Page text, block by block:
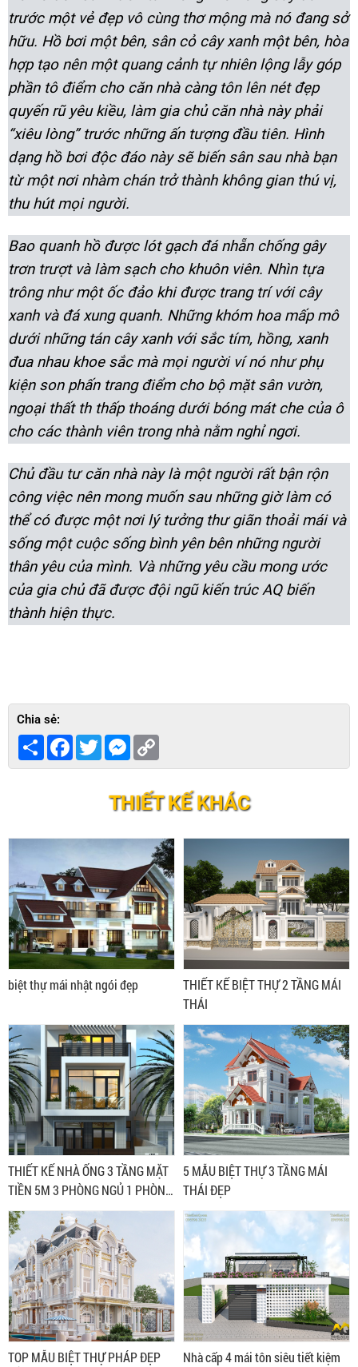
trước một vẻ đẹp vô cùng thơ mộng mà nó đang sở
hữu. Hồ bơi một bên, sân cỏ cây xanh một bên, hòa
hợp tạo nên một quang cảnh tự nhiên lộng lẫy góp
phần tô điểm cho căn nhà càng tôn lên nét đẹp
quyến rũ yêu kiều, làm gia chủ căn nhà này phải
“xiêu lòng” trước những ấn tượng đầu tiên. Hình
dạng hồ bơi độc đáo này sẽ biến sân sau nhà bạn
từ một nơi nhàm chán trở thành không gian thú vị,
thu hút mọi người.
Bao quanh hồ được lót gạch đá nhẵn chống gây
trơn trượt và làm sạch cho khuôn viên. Nhìn tựa
trông như một ốc đảo khi được trang trí với cây
xanh và đá xung quanh. Những khóm hoa mấp mô
dưới những tán cây xanh với sắc tím, hồng, xanh
đua nhau khoe sắc mà mọi người ví nó như phụ
kiện son phấn trang điểm cho bộ mặt sân vườn,
ngoại thất ththấp thoáng dưới bóng mát che của ô
cho các thành viên trong nhà nằm nghỉ ngơi.
Chủ đầu tư căn nhà này là một người rất bận rộn
công việc nên mong muốn sau những giờ làm có
thể có được một nơi lý tưởng thư giãn thoải mái và
sống một cuộc sống bình yên bên những người
thân yêu của mình. Và những yêu cầu mong ước
của gia chủ đã được đội ngũ kiến trúc AQ biến
thành hiện thực.
Chia sẻ:
Share Facebook
TwitterMessenger
THIẾT KẾ KHÁC
biệt thự mái nhật ngói đẹp
THIẾT KẾ BIỆT THỰ 2 TẦNG MÁI
THÁI
THIẾT KẾ NHÀ ỐNG 3 TẦNG MẶT
TIỀN 5M 3 PHÒNG NGỦ 1 PHÒNG
THỜ
5 MẪU BIỆT THỰ 3 TẦNG MÁI
THÁI ĐẸP
TOP MẪU BIỆT THỰ PHÁP ĐẸP
Nhà cấp 4 mái tôn siêu tiết kiệm